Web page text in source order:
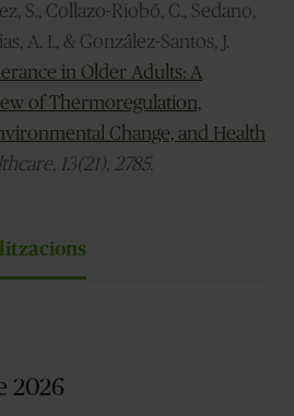
S., Collazo-Riobó, C., Sedano,
A. I., & González-Santos, J.
in Older Adults: A
of Thermoregulation,
Change, and Health
, 13(21), 2785.
2026